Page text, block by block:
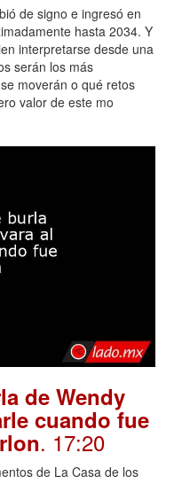
de signo e ingresó en
hasta 2034. Y
interpretarse desde una
serán los más
moverán o qué retos
valor de este mo
de Wendy
cuando fue
. 17:20
de La Casa de los